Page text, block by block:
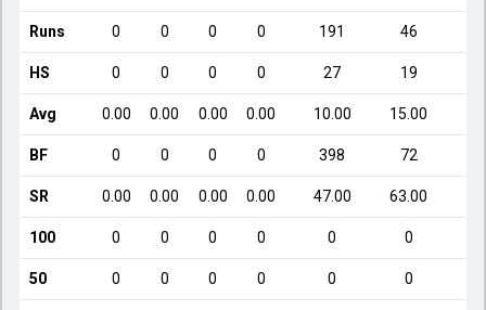
Runs 0 0 0 0 191 46
HS 0 0 0 0 27 19
Avg 0.00 0.00 0.00 0.00 10.00 15.00
BF 0 0 0 0 398 72
SR 0.00 0.00 0.00 0.00 47.00 63.00
100 0 0 0 0 0 0
50 0 0 0 0 0 0